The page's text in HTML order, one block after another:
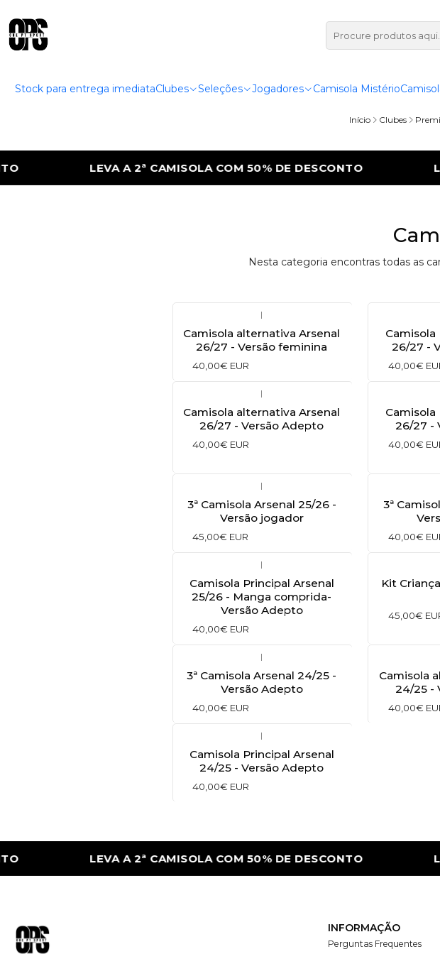
Stock para entrega imediataClubes Seleções Jogadores Camisola Mistério
Início Clubes
LEVA A 2ª CAMISOLA COM 50% DE DESCONTO
Nesta categoria encontras todas as
|
Camisola alternativa Arsenal
26/27 - Versão feminina
40,00€ EUR
Camisola
26/27 -
40,00€
|
Camisola alternativa Arsenal
26/27 - Versão Adepto
40,00€ EUR
Camisola
26/27 -
40,00€
3ª Camisola Arsenal 25/26 -
Versão jogador
45,00€ EUR
3ª
40,00€
Camisola Principal Arsenal
25/26 - Manga comprida-
Versão Adepto
40,00€ EUR
Kit
45,00€
3ª Camisola Arsenal 24/25 -
Versão Adepto
40,00€ EUR
Camisola
24/25 -
40,00€
Camisola Principal Arsenal
24/25 - Versão Adepto
40,00€ EUR
LEVA A 2ª CAMISOLA COM 50% DE DESCONTO
INFORMAÇÃO
Perguntas Frequentes